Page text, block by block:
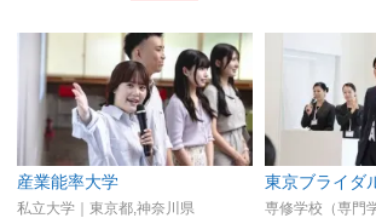
産業能率大学
私立大学｜東京都,神奈川県
東京ブライダ
専修学校（専門